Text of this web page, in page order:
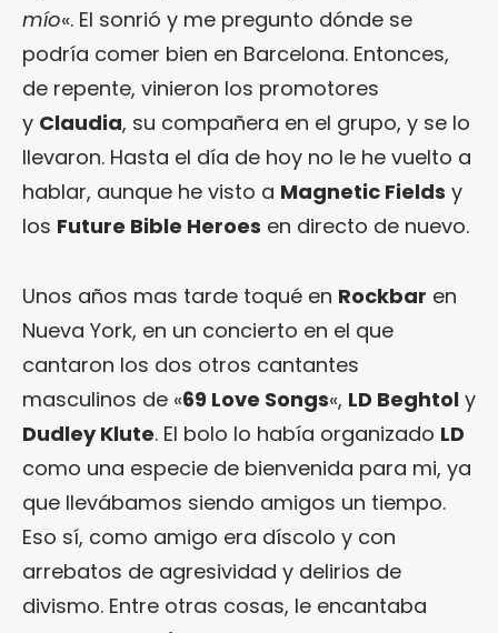
mío«. El sonrió y me pregunto dónde se
podría comer bien en Barcelona. Entonces,
de repente, vinieron los promotores
y Claudia, su compañera en el grupo, y se lo
llevaron. Hasta el día de hoy no le he vuelto a
hablar, aunque he visto a Magnetic Fields y
los Future Bible Heroes en directo de nuevo.
Unos años mas tarde toqué en Rockbar en
Nueva York, en un concierto en el que
cantaron los dos otros cantantes
masculinos de «69 Love Songs«, LD Beghtol y
Dudley Klute. El bolo lo había organizado LD
como una especie de bienvenida para mi, ya
que llevábamos siendo amigos un tiempo.
Eso sí, como amigo era díscolo y con
arrebatos de agresividad y delirios de
divismo. Entre otras cosas, le encantaba